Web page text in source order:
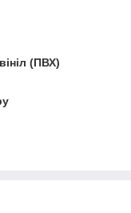
(ПВХ)